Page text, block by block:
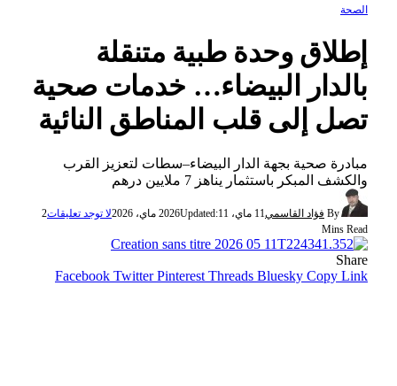
الصحة
إطلاق وحدة طبية متنقلة
بالدار البيضاء… خدمات صحية
تصل إلى قلب المناطق النائية
مبادرة صحية بجهة الدار البيضاء–سطات لتعزيز القرب
والكشف المبكر باستثمار يناهز 7 ملايين درهم
By فؤاد القاسمي11 ماي، 2026 Updated:11 ماي، 2026 لا توجد تعليقات2
Mins Read
Share
Facebook Twitter Pinterest Threads Bluesky Copy Link